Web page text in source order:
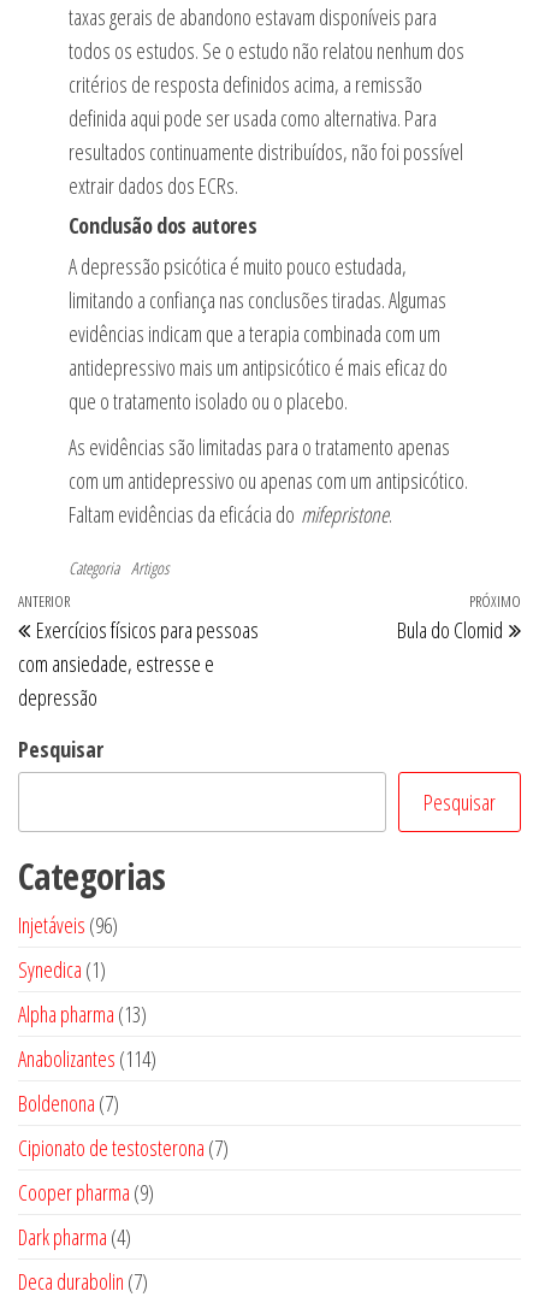
taxas gerais de abandono estavam disponíveis para
todos os estudos. Se o estudo não relatou nenhum dos
critérios de resposta definidos acima, a remissão
definida aqui pode ser usada como alternativa. Para
resultados continuamente distribuídos, não foi possível
extrair dados dos ECRs.
Conclusão dos autores
A depressão psicótica é muito pouco estudada,
limitando a confiança nas conclusões tiradas. Algumas
evidências indicam que a terapia combinada com um
antidepressivo mais um antipsicótico é mais eficaz do
que o tratamento isolado ou o placebo.
As evidências são limitadas para o tratamento apenas
com um antidepressivo ou apenas com um antipsicótico.
Faltam evidências da eficácia do mifepristone.
Categoria Artigos
Navegação
de
Post
Post
anterior
ANTERIOR
Exercícios físicos para pessoas
com ansiedade, estresse e
depressão
PRÓXIMO
Bula do Clomid
Pesquisar
Pesquisar
Categorias
Injetáveis 9696
Synedica 11
produto
Alpha pharma 1313
produtos
Anabolizantes 114114
Boldenona 77
produtos
Cipionato de testosterona 77
Cooper pharma 99
Dark pharma 44
produtos
Deca durabolin 77